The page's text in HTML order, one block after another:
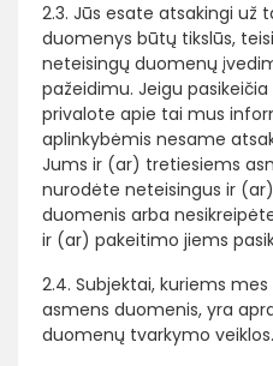
2.3. Jūs esate atsakingi už
duomenys būtų tikslūs,
neteisingų duomenų
pažeidimu. Jeigu
privalote apie tai mus
aplinkybėmis nesame
Jums ir (ar) tretiesiems
nurodėte neteisingus ir
duomenis arba
ir (ar) pakeitimo jiems
2.4. Subjektai, kuriems
asmens duomenis, yra
duomenų tvarkymo veiklos.